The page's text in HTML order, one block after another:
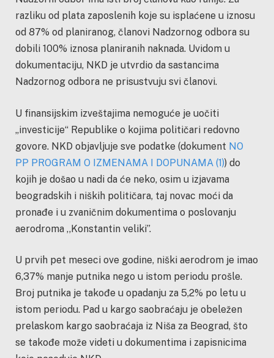
razliku od plata zaposlenih koje su isplaćene u iznosu
od 87% od planiranog, članovi Nadzornog odbora su
dobili 100% iznosa planiranih naknada. Uvidom u
dokumentaciju, NKD je utvrdio da sastancima
Nadzornog odbora ne prisustvuju svi članovi.
U finansijskim izveštajima nemoguće je uočiti
„investicije“ Republike o kojima političari redovno
govore. NKD objavljuje sve podatke (dokument NO
PP PROGRAM O IZMENAMA I DOPUNAMA (1)) do
kojih je došao u nadi da će neko, osim u izjavama
beogradskih i niških političara, taj novac moći da
pronađe i u zvaničnim dokumentima o poslovanju
aerodroma ,,Konstantin veliki’’.
U prvih pet meseci ove godine, niški aerodrom je imao
6,37% manje putnika nego u istom periodu prošle.
Broj putnika je takođe u opadanju za 5,2% po letu u
istom periodu. Pad u kargo saobraćaju je obeležen
prelaskom kargo saobraćaja iz Niša za Beograd, što
se takođe može videti u dokumentima i zapisnicima